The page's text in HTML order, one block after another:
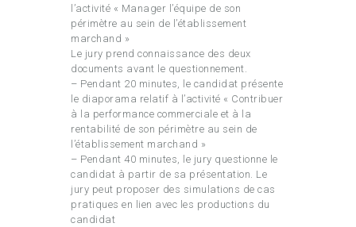
l’activité « Manager l’équipe de son
périmètre au sein de l’établissement
marchand »
Le jury prend connaissance des deux
documents avant le questionnement.
– Pendant 20 minutes, le candidat présente
le diaporama relatif à l’activité « Contribuer
à la performance commerciale et à la
rentabilité de son périmètre au sein de
l’établissement marchand »
– Pendant 40 minutes, le jury questionne le
candidat à partir de sa présentation. Le
jury peut proposer des simulations de cas
pratiques en lien avec les productions du
candidat